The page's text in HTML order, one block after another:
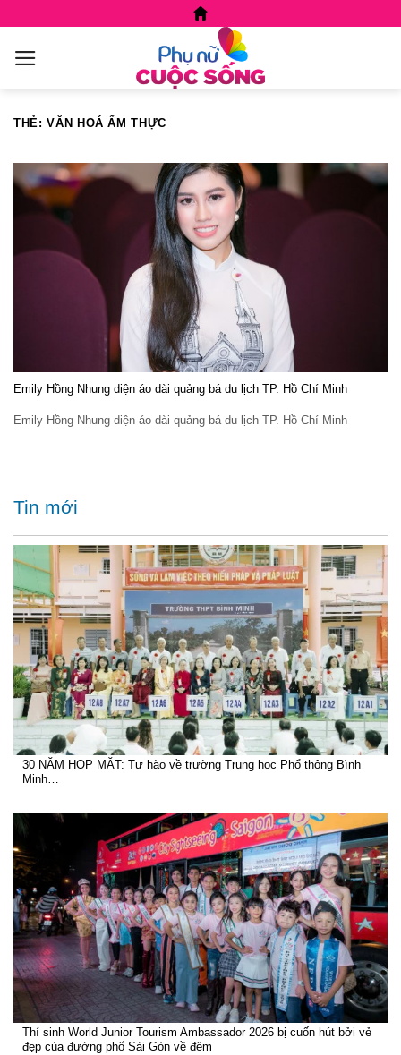
content
THẺ:VĂN HOÁ ẨM THỰC
Emily Hồng Nhung diện áo dài quảng bá du lịch TP. Hồ Chí Minh
Emily Hồng Nhung diện áo dài quảng bá du lịch TP. Hồ Chí Minh
Tin mới
30 NĂM HỌP MẶT: Tự hào về trường Trung học Phổ thông Bình
Minh…
Thí sinh World Junior Tourism Ambassador 2026 bị cuốn hút bởi vẻ
đẹp của đường phố Sài Gòn về đêm